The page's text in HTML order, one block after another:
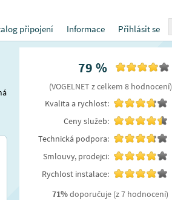
připojení Informace Přihlásit se
79 %
(VOGELNET z celkem 8hodnocení)
Kvalita a rychlost:
Ceny služeb:
Technická podpora:
Smlouvy, prodejci:
Rychlost instalace:
71%doporučuje (z 7 hodnocení)